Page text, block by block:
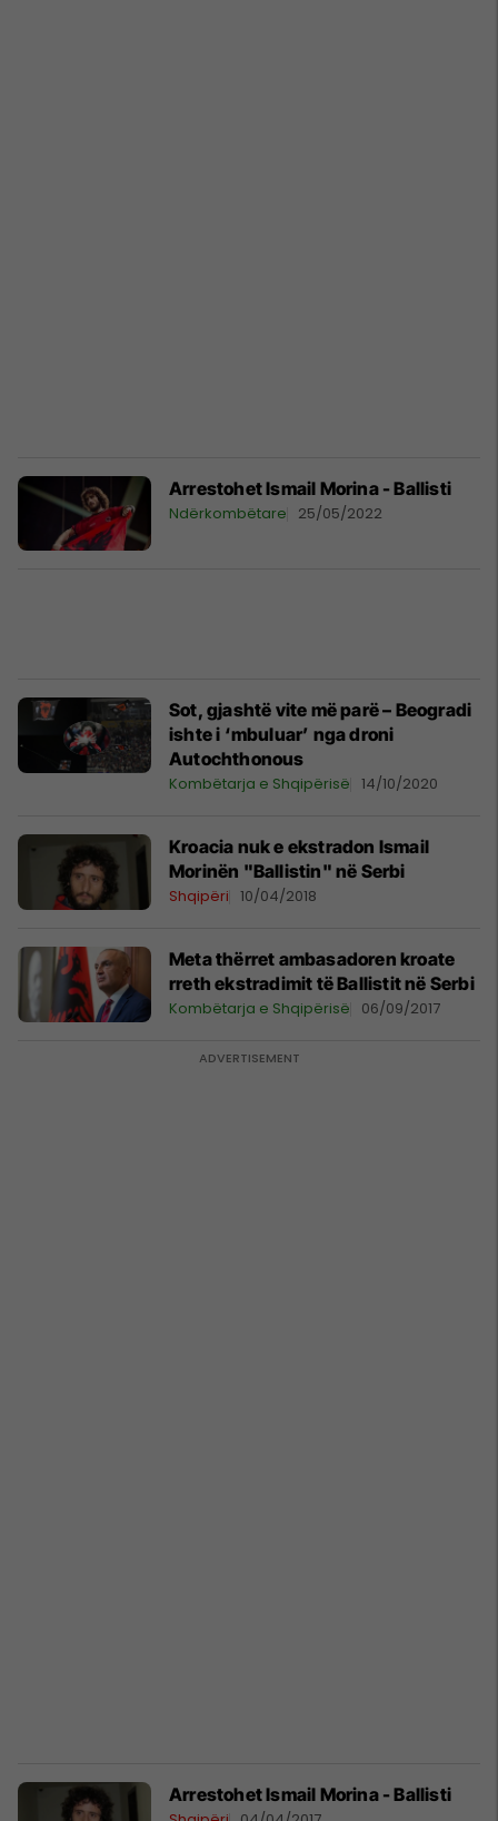
Arrestohet Ismail Morina - Ballisti
Ndërkombëtare 25/05/2022
Sot, gjashtë vite më parë – Beogradi
ishte i ‘mbuluar’ nga droni
Autochthonous
Kombëtarja e Shqipërisë 14/10/2020
Kroacia nuk e ekstradon Ismail
Morinën "Ballistin" në Serbi
Shqipëri 10/04/2018
Meta thërret ambasadoren kroate
rreth ekstradimit të Ballistit në Serbi
Kombëtarja e Shqipërisë 06/09/2017
Arrestohet Ismail Morina - Ballisti